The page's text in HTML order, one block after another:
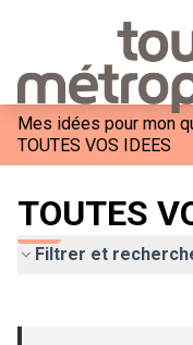
Mes idées pour mon
TOUTES VOS IDEES
TOUTES
Filtrer et